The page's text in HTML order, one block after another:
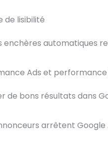
de lisibilité
automatiques
Ads et performance
de bons résultats dans
arrêtent